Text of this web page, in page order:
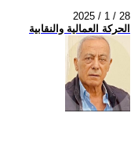
2025 / 1 / 28
الحركة العمالية والنقابية